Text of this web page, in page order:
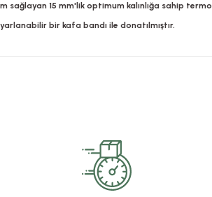
15 mm'lik optimum kalınlığa sahip
bir kafa bandı ile donatılmıştır.